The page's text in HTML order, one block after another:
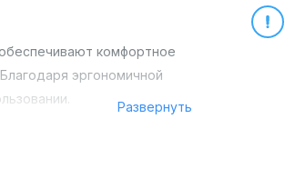
комфортное
эргономичной
Развернуть